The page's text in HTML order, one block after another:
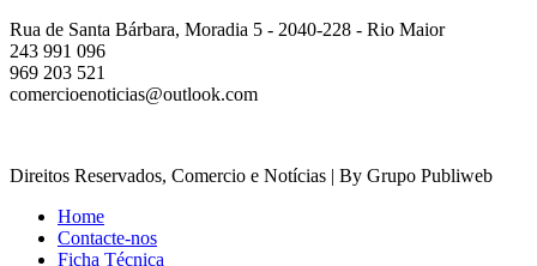
Rua de Santa Bárbara, Moradia 5 - 2040-228 - Rio Maior
243 991 096
969 203 521
comercioenoticias@outlook.com
Direitos Reservados, Comercio e Notícias | By Grupo Publiweb
Home
Contacte-nos
Ficha Técnica